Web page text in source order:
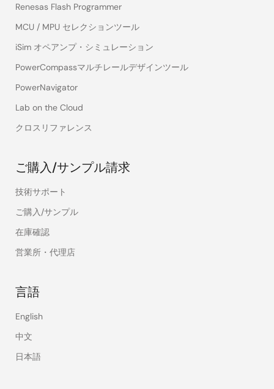
Renesas Flash Programmer
MCU / MPU セレクションツール
iSim オペアンプ・シミュレーション
PowerCompassマルチレールデザインツール
PowerNavigator
Lab on the Cloud
クロスリファレンス
ご購入/サンプル請求
技術サポート
ご購入/サンプル
在庫確認
営業所・代理店
言語
English
中文
日本語